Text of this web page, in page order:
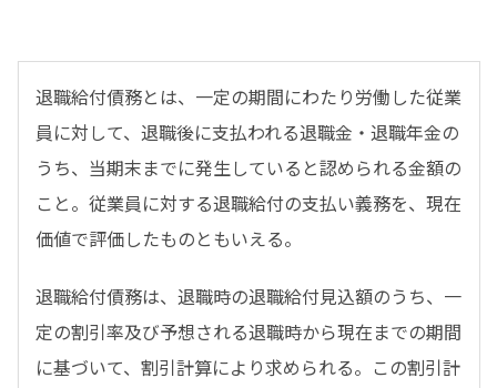
退職給付債務とは、一定の期間にわたり労働した従業
員に対して、退職後に支払われる退職金・退職年金の
うち、当期末までに発生していると認められる金額の
こと。従業員に対する退職給付の支払い義務を、現在
価値で評価したものともいえる。
退職給付債務は、退職時の退職給付見込額のうち、一
定の割引率及び予想される退職時から現在までの期間
に基づいて、割引計算により求められる。この割引計